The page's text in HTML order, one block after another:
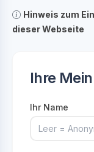
Hinweis zum
dieser Webseite
Ihre
Ihr Name